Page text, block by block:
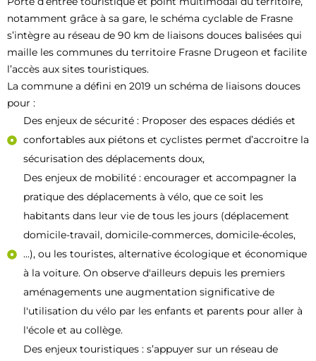
notamment grâce à sa gare, le schéma cyclable de Frasne
s’intègre au réseau de 90 km de liaisons douces balisées qui
maille les communes du territoire Frasne Drugeon et facilite
l’accès aux sites touristiques.
La commune a défini en 2019 un schéma de liaisons douces
pour :
Des enjeux de sécurité : Proposer des espaces dédiés et
confortables aux piétons et cyclistes permet d’accroitre la
sécurisation des déplacements doux,
Des enjeux de mobilité : encourager et accompagner la
pratique des déplacements à vélo, que ce soit les
habitants dans leur vie de tous les jours (déplacement
domicile-travail, domicile-commerces, domicile-écoles,
...), ou les touristes, alternative écologique et économique
à la voiture. On observe d'ailleurs depuis les premiers
aménagements une augmentation significative de
l'utilisation du vélo par les enfants et parents pour aller à
l'école et au collège.
Des enjeux touristiques : s’appuyer sur un réseau de